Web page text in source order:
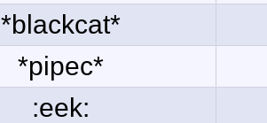
*blackcat*
*pipec*
:eek: